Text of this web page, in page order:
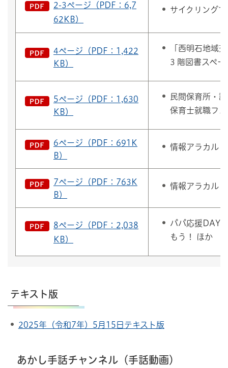
2-3ページ（PDF：6,7
62KB）
サイクリング
4ページ（PDF：1,422
KB）
「西明石地域
3 階図書スペー
5ページ（PDF：1,630
KB）
民間保育所・
保育士就職フ
6ページ（PDF：691K
B）
情報アラカルト
7ページ（PDF：763K
B）
情報アラカルト
8ページ（PDF：2,038
KB）
パパ応援DAY
もう！ ほか
テキスト版
2025年（令和7年）5月15日テキスト版
あかし手話チャンネル（手話動画）